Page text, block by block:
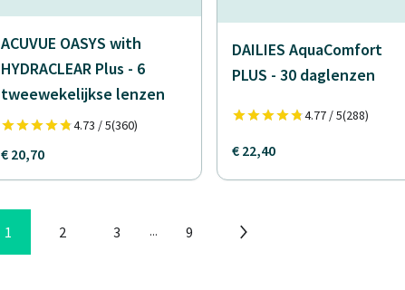
ACUVUE OASYS with
HYDRACLEAR Plus - 6
tweewekelijkse lenzen
4.73 / 5(360)
€ 20,70
DAILIES AquaComfort
PLUS - 30 daglenzen
4.77 / 5(288)
€ 22,40
1 2 3 ... 9